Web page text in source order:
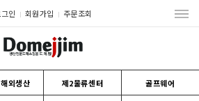
인 회원가입 주문조회
외생산 제2물류센터 골프웨어